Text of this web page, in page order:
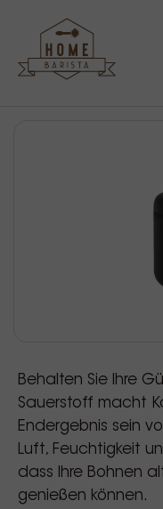
Behalten Sie Ihre
Sauerstoff macht
Endergebnis sein
Luft, Feuchtigkeit
dass Ihre Bohnen
genießen können.